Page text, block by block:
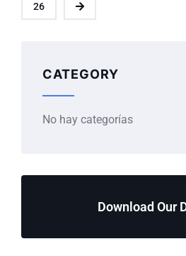
26
CATEGORY
No hay categorías
Download Our